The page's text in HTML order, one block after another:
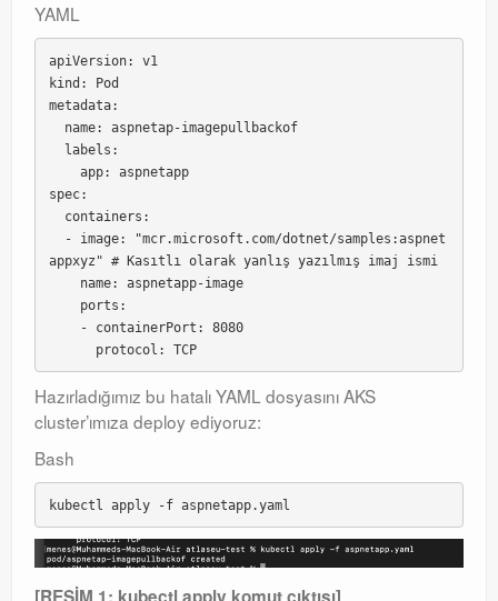
YAML
apiVersion: v1
kind: Pod
metadata:
spec:
appxyz" # Kasıtlı olarak yanlış yazılmış imaj ismi
      protocol: TCP
Hazırladığımız bu hatalı YAML dosyasını AKS
cluster’ımıza deploy ediyoruz:
Bash